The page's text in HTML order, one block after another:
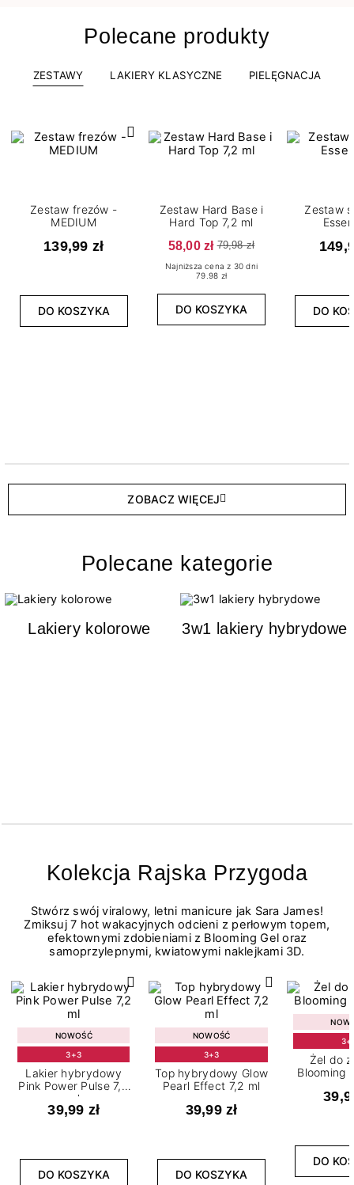
Polecane produkty
ZESTAWY LAKIERY KLASYCZNE PIELĘGNACJA
Zestaw frezów -
MEDIUM
139,99 zł
DO KOSZYKA
Zestaw Hard Base i
Hard Top 7,2 ml
58,00 zł 79,98 zł
Najniższa cena z 30 dni
79.98 zł
DO KOSZYKA
Zestaw
DO
ZOBACZ WIĘCEJ
Polecane kategorie
Lakiery kolorowe 3w1 lakiery hybrydowe
Kolekcja Rajska Przygoda
Stwórz swój viralowy, letni manicure jak Sara James!
Zmiksuj 7 hot wakacyjnych odcieni z perłowym topem,
efektownymi zdobieniami z Blooming Gel oraz
samoprzylepnymi, kwiatowymi naklejkami 3D.
NOWOŚĆ
3+3
Lakier hybrydowy
Pink Power Pulse 7,2
ml
39,99 zł
DO KOSZYKA
NOWOŚĆ
3+3
Top hybrydowy Glow
Pearl Effect 7,2 ml
39,99 zł
DO KOSZYKA
Żel do
Blooming
DO